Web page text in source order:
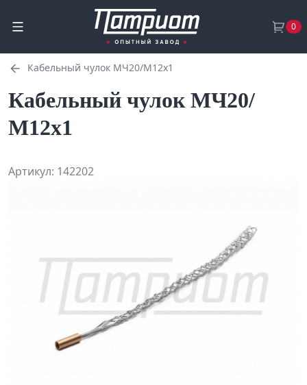
0
Кабельный чулок МЧ20/М12х1
Кабельный чулок МЧ20/
М12х1
Артикул: 142202